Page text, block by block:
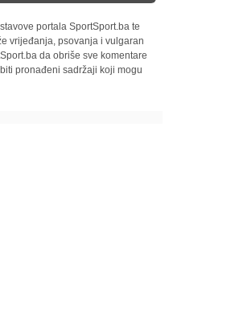
portala SportSport.ba te
vrijeđanja, psovanja i vulgaran
da obriše sve komentare
pronađeni sadržaji koji mogu